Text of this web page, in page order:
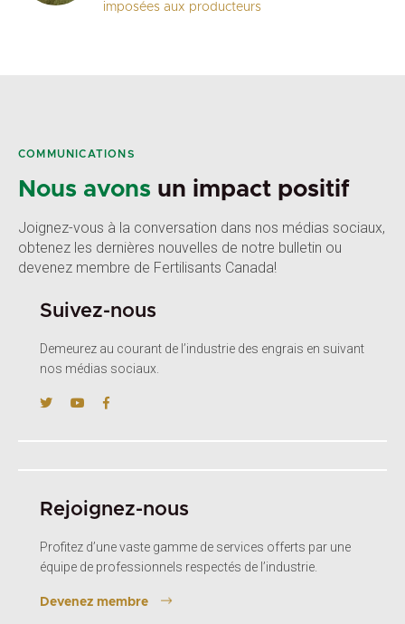
imposées aux producteurs
COMMUNICATIONS
Nous avons un impact positif
Joignez-vous à la conversation dans nos médias sociaux,
obtenez les dernières nouvelles de notre bulletin ou
devenez membre de Fertilisants Canada!
Suivez-nous
Demeurez au courant de l’industrie des engrais en suivant
nos médias sociaux.
Rejoignez-nous
Profitez d’une vaste gamme de services offerts par une
équipe de professionnels respectés de l’industrie.
Devenez membre